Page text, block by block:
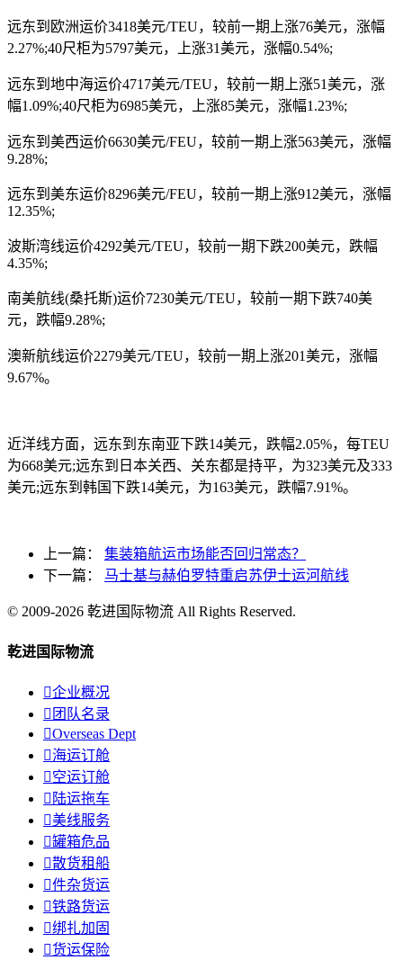
远东到欧洲运价3418美元/TEU，较前一期上涨76美元，涨幅
2.27%;40尺柜为5797美元，上涨31美元，涨幅0.54%;
远东到地中海运价4717美元/TEU，较前一期上涨51美元，涨
幅1.09%;40尺柜为6985美元，上涨85美元，涨幅1.23%;
远东到美西运价6630美元/FEU，较前一期上涨563美元，涨幅
9.28%;
远东到美东运价8296美元/FEU，较前一期上涨912美元，涨幅
12.35%;
波斯湾线运价4292美元/TEU，较前一期下跌200美元，跌幅
4.35%;
南美航线(桑托斯)运价7230美元/TEU，较前一期下跌740美
元，跌幅9.28%;
澳新航线运价2279美元/TEU，较前一期上涨201美元，涨幅
9.67%。
近洋线方面，远东到东南亚下跌14美元，跌幅2.05%，每TEU
为668美元;远东到日本关西、关东都是持平，为323美元及333
美元;远东到韩国下跌14美元，为163美元，跌幅7.91%。
上一篇：
集装箱航运市场能否回归常态？
下一篇：
马士基与赫伯罗特重启苏伊士运河航线
© 2009-2026 乾进国际物流 All Rights Reserved.
乾进国际物流
企业概况
 团队名录
Overseas Dept
海运订舱
空运订舱
 陆运拖车
美线服务
罐箱危品
散货租船
件杂货运
铁路货运
绑扎加固
货运保险